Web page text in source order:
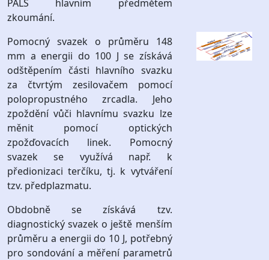
PALS hlavním předmětem
zkoumání.
Pomocný svazek o průměru 148
mm a energii do 100 J se získává
odštěpením části hlavního svazku
za čtvrtým zesilovačem pomocí
polopropustného zrcadla. Jeho
zpoždění vůči hlavnímu svazku lze
měnit pomocí optických
zpožďovacích linek. Pomocný
svazek se využívá např. k
předionizaci terčíku, tj. k vytváření
tzv. předplazmatu.
Obdobně se získává tzv.
diagnostický svazek o ještě menším
průměru a energii do 10 J, potřebný
pro sondování a měření parametrů